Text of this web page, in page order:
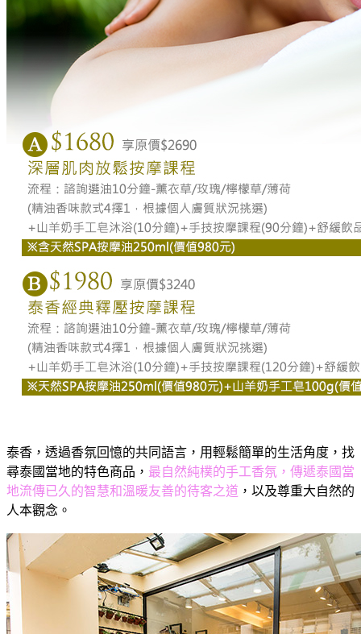
泰香，透過香氛回憶的共同語言，用輕鬆簡單的生活角度，找
尋泰國當地的特色商品， 最自然純樸的手工香氛，傳遞泰國當
地流傳已久的智慧和溫暖友善的待客之道 ，以及尊重大自然的
人本觀念。